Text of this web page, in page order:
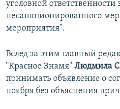
уголовной
несанкционированного
мероприятия".
Вслед за этим главный
"Красное Знамя" Людмила
принимать объявление о
ноября без объяснения